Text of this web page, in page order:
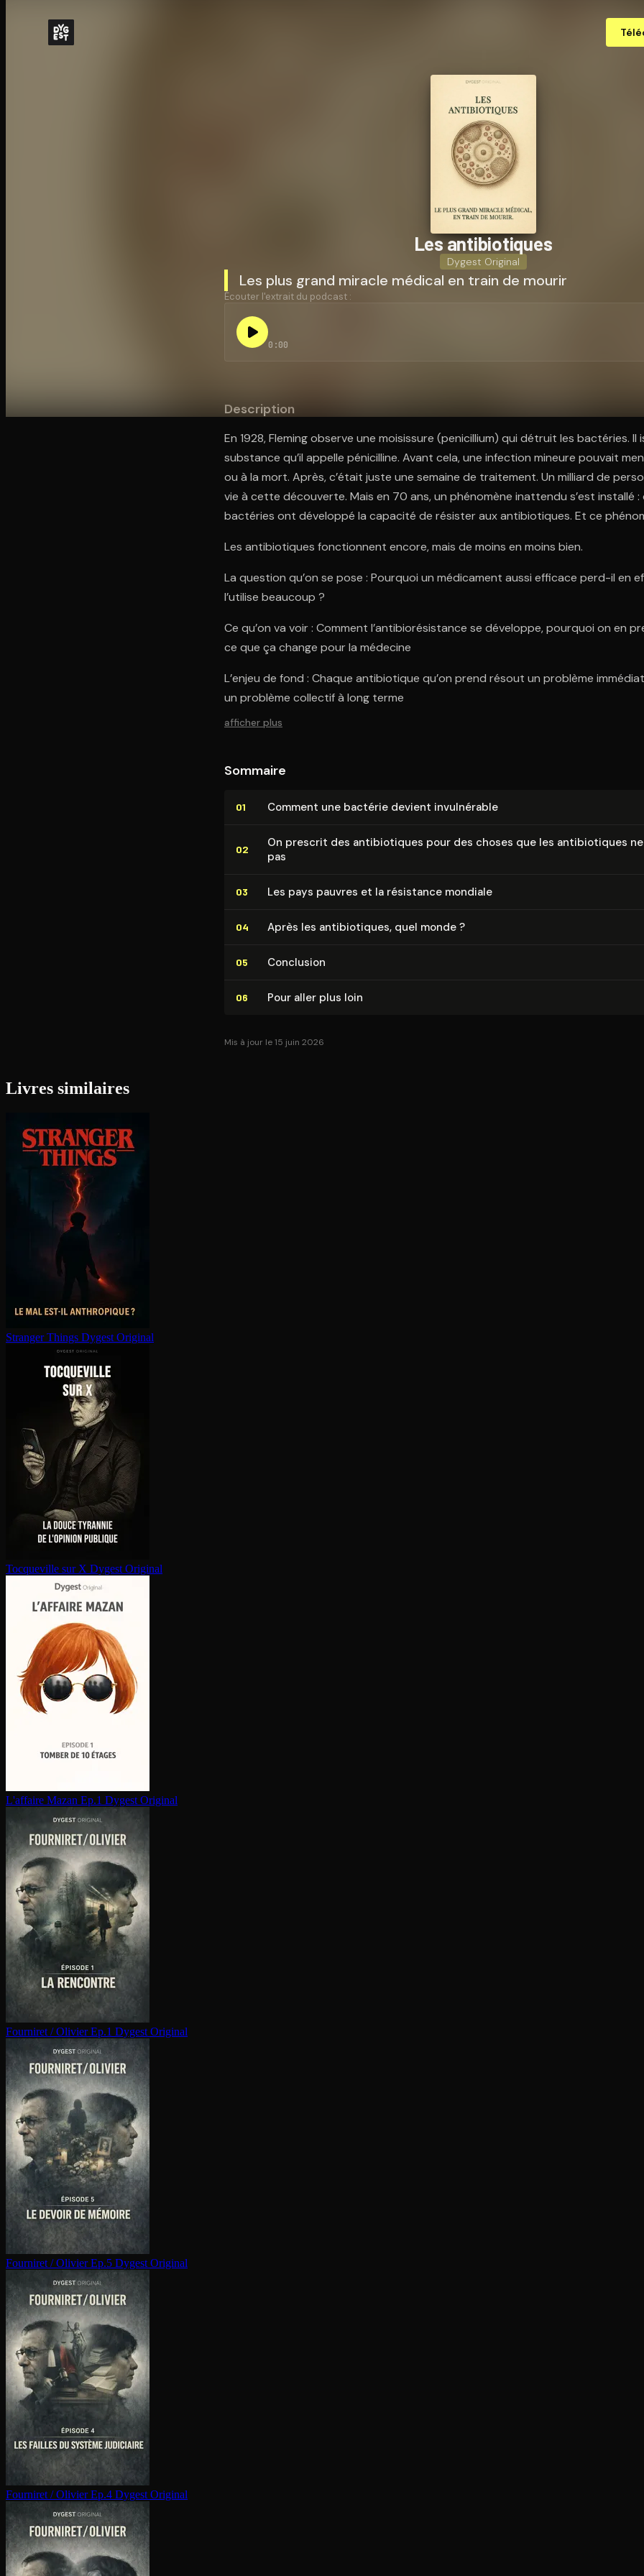
Les an­ti­bio­tiques
Dygest Original
Les plus grand miracle médical en train de mourir
Écouter l'extrait du podcast :
0:00
Description
En 1928, Fleming observe une moisissure (penicillium) qui détruit les bactéries. Il
substance qu’il appelle pénicilline. Avant cela, une infection mineure pouvait
ou à la mort. Après, c’était juste une semaine de traitement. Un milliard de
vie à cette découverte. Mais en 70 ans, un phénomène inattendu s’est installé
bactéries ont développé la capacité de résister aux antibiotiques. Et ce
Les antibiotiques fonctionnent encore, mais de moins en moins bien.
La question qu’on se pose : Pourquoi un médicament aussi efficace perd-il en
l’utilise beaucoup ?
Ce qu’on va voir : Comment l’antibiorésistance se développe, pourquoi on en
ce que ça change pour la médecine
L’enjeu de fond : Chaque antibiotique qu’on prend résout un problème
un problème collectif à long terme
afficher plus
Sommaire
01 Comment une bactérie devient in­vul­né­rable
02
On prescrit des an­ti­bio­tiques pour des choses que les an­ti­bio­tiques
pas
03 Les pays pauvres et la résistance mondiale
04 Après les an­ti­bio­tiques, quel monde ?
05 Conclusion
06 Pour aller plus loin
Mis à jour le 15 juin 2026
Livres similaires
Stranger Things Dygest Original
Tocqueville sur X Dygest Original
L'affaire Mazan Ep.1 Dygest Original
Fourniret / Olivier Ep.1 Dygest Original
Fourniret / Olivier Ep.5 Dygest Original
Fourniret / Olivier Ep.4 Dygest Original